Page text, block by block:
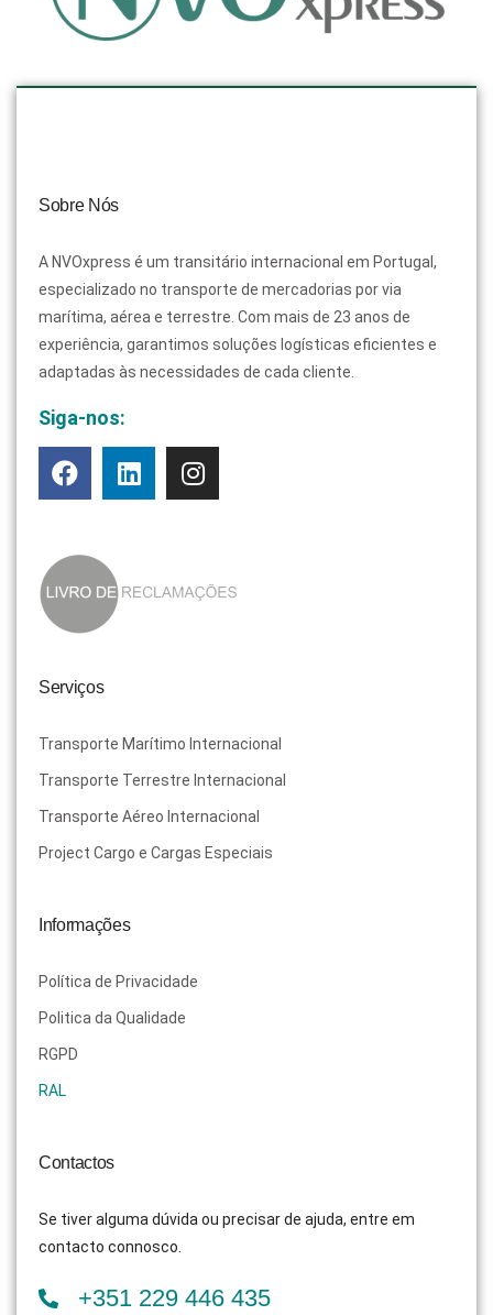
Sobre Nós
A NVOxpress é um transitário internacional em Portugal,
especializado no transporte de mercadorias por via
marítima, aérea e terrestre. Com mais de 23 anos de
experiência, garantimos soluções logísticas eficientes e
adaptadas às necessidades de cada cliente.
Siga-nos:
Serviços
Transporte Marítimo Internacional
Transporte Terrestre Internacional
Transporte Aéreo Internacional
Project Cargo e Cargas Especiais
Informações
Política de Privacidade
Politica da Qualidade
RGPD
RAL
Contactos
Se tiver alguma dúvida ou precisar de ajuda, entre em
contacto connosco.
+351 229 446 435